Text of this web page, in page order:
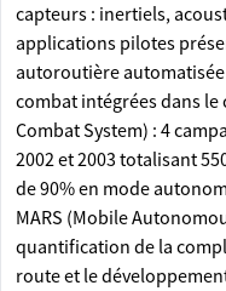
capteurs : inertiels,
applications pilotes
autoroutière
combat intégrées dans le
Combat System) : 4
2002 et 2003 totalisant
de 90% en mode
MARS (Mobile
quantification de la
route et le